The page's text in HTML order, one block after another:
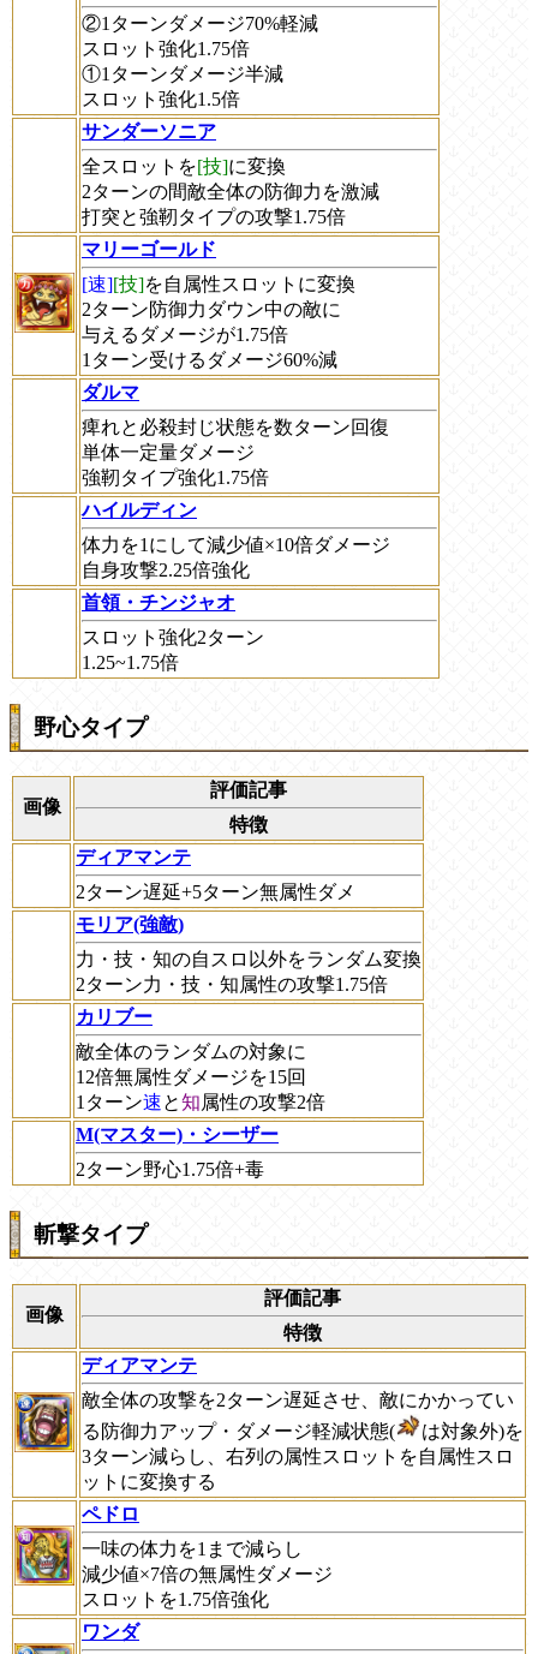
②1ターンダメージ70%軽減
スロット強化1.75倍
①1ターンダメージ半減
スロット強化1.5倍
サンダーソニア
全スロットを[技]に変換
2ターンの間敵全体の防御力を激減
打突と強靭タイプの攻撃1.75倍
マリーゴールド
[速][技]を自属性スロットに変換
2ターン防御力ダウン中の敵に
与えるダメージが1.75倍
1ターン受けるダメージ60%減
ダルマ
痺れと必殺封じ状態を数ターン回復
単体一定量ダメージ
強靭タイプ強化1.75倍
ハイルディン
体力を1にして減少値×10倍ダメージ
自身攻撃2.25倍強化
首領・チンジャオ
スロット強化2ターン
1.25~1.75倍
野心タイプ
画像
評価記事
特徴
ディアマンテ
2ターン遅延+5ターン無属性ダメ
モリア(強敵)
力・技・知の自スロ以外をランダム変換
2ターン力・技・知属性の攻撃1.75倍
カリブー
敵全体のランダムの対象に
12倍無属性ダメージを15回
1ターン速と知属性の攻撃2倍
M(マスター)・シーザー
2ターン野心1.75倍+毒
斬撃タイプ
画像
評価記事
特徴
ディアマンテ
敵全体の攻撃を2ターン遅延させ、敵にかかってい
る防御力アップ・ダメージ軽減状態(
は対象外)を
3ターン減らし、右列の属性スロットを自属性スロ
ットに変換する
ペドロ
一味の体力を1まで減らし
減少値×7倍の無属性ダメージ
スロットを1.75倍強化
ワンダ